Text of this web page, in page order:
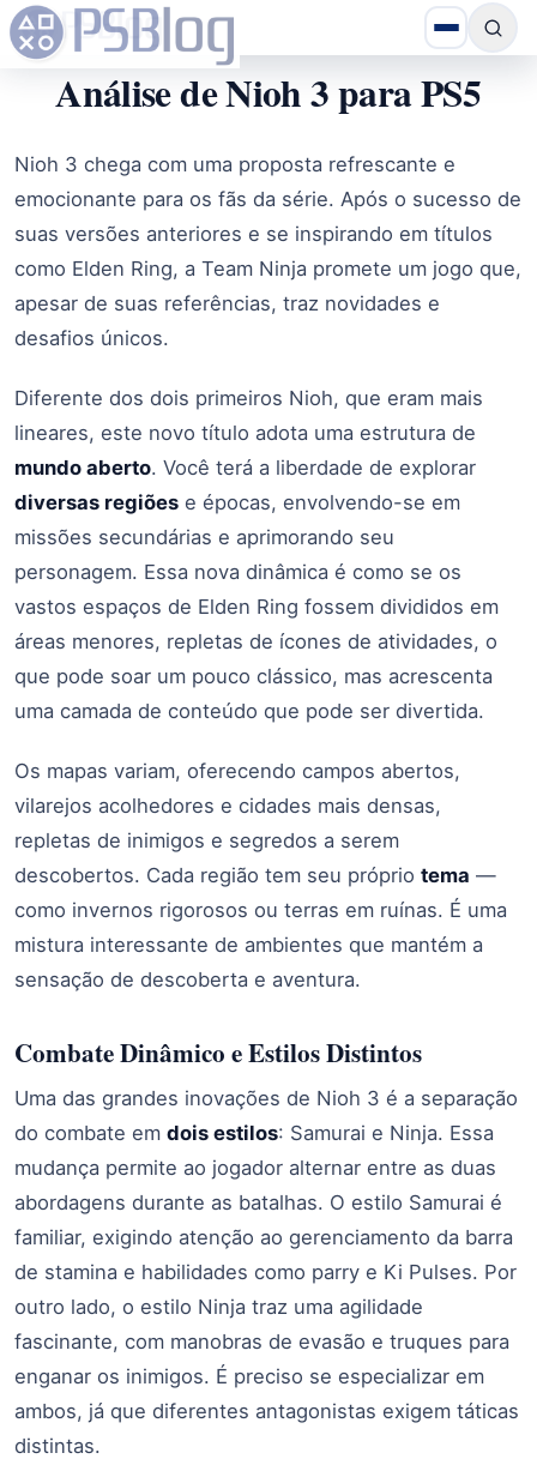
Análise de Nioh 3 para PS5
Nioh 3 chega com uma proposta refrescante e
emocionante para os fãs da série. Após o sucesso de
suas versões anteriores e se inspirando em títulos
como Elden Ring, a Team Ninja promete um jogo que,
apesar de suas referências, traz novidades e
desafios únicos.
Diferente dos dois primeiros Nioh, que eram mais
lineares, este novo título adota uma estrutura de
mundo aberto. Você terá a liberdade de explorar
diversas regiões e épocas, envolvendo-se em
missões secundárias e aprimorando seu
personagem. Essa nova dinâmica é como se os
vastos espaços de Elden Ring fossem divididos em
áreas menores, repletas de ícones de atividades, o
que pode soar um pouco clássico, mas acrescenta
uma camada de conteúdo que pode ser divertida.
Os mapas variam, oferecendo campos abertos,
vilarejos acolhedores e cidades mais densas,
repletas de inimigos e segredos a serem
descobertos. Cada região tem seu próprio tema —
como invernos rigorosos ou terras em ruínas. É uma
mistura interessante de ambientes que mantém a
sensação de descoberta e aventura.
Combate Dinâmico e Estilos Distintos
Uma das grandes inovações de Nioh 3 é a separação
do combate em dois estilos: Samurai e Ninja. Essa
mudança permite ao jogador alternar entre as duas
abordagens durante as batalhas. O estilo Samurai é
familiar, exigindo atenção ao gerenciamento da barra
de stamina e habilidades como parry e Ki Pulses. Por
outro lado, o estilo Ninja traz uma agilidade
fascinante, com manobras de evasão e truques para
enganar os inimigos. É preciso se especializar em
ambos, já que diferentes antagonistas exigem táticas
distintas.